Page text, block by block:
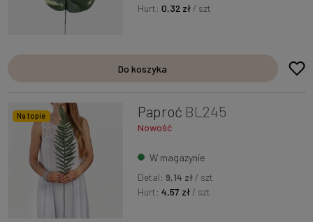
Hurt:0,32 zł / szt
Do koszyka
Na topie Paproć BL245
Nowość
W magazynie
Detal: 9,14 zł / szt
Hurt:4,57 zł / szt